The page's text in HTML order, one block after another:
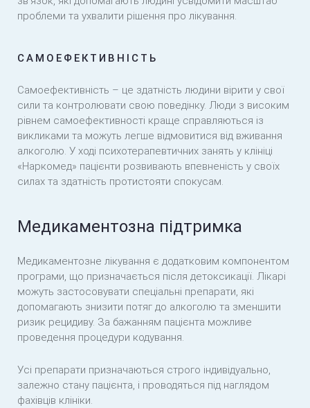
проблеми та ухвалити рішення про лікування.
САМОЕФЕКТИВНІСТЬ
Самоефективність – це здатність людини вірити у свої
сили та контролювати свою поведінку. Люди з високим
рівнем самоефективності краще справляються із
викликами та можуть легше відмовитися від вживання
алкоголю. У ході психотерапевтичних занять у клініці
«Наркомед» пацієнти розвивають впевненість у своїх
силах та здатність протистояти спокусам.
Медикаментозна підтримка
Медикаментозне лікування є додатковим компонентом
програми, що призначається після детоксикації. Лікарі
можуть застосовувати спеціальні препарати, які
допомагають знизити потяг до алкоголю та зменшити
ризик рецидиву. За бажанням пацієнта можливе
проведення процедури кодування.
Усі препарати призначаються строго індивідуально,
залежно стану пацієнта, і проводяться під наглядом
фахівців клініки.